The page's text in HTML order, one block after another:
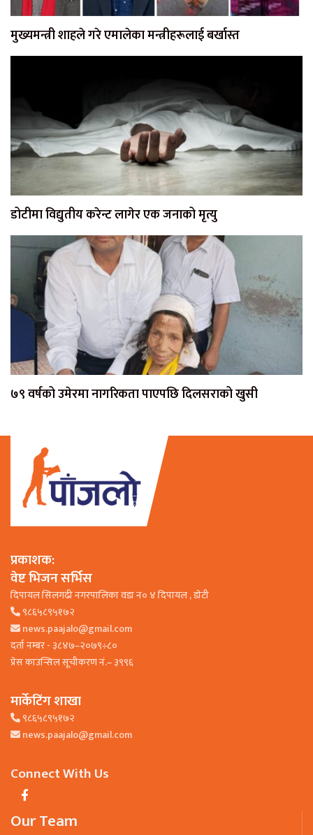
मुख्यमन्त्री शाहले गरे एमालेका मन्त्रीहरूलाई बर्खास्त
डोटीमा विद्युतीय करेन्ट लागेर एक जनाको मृत्यु
७९ वर्षको उमेरमा नागरिकता पाएपछि दिलसराको खुसी
प्रकाशक:
वेष्ट भिजन सर्भिस
दिपायल सिलगढी नगरपालिका वडा न० ४ दिपायल , डाेटी
९८६५८९५१७२
news.paajalo@gmail.com
दर्ता नम्बर - ३८४७–२०७९÷८०
प्रेस काउन्सिल सूचीकरण नं.– ३९९६
मार्केटिंग शाखा
९८६५८९५१७२
news.paajalo@gmail.com
Connect With Us
Our Team